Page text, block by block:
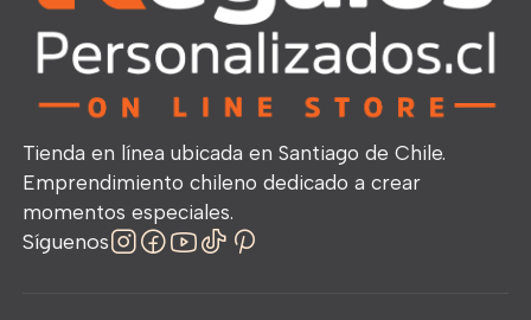
Tienda en línea ubicada en Santiago de Chile.
Emprendimiento chileno dedicado a crear
momentos especiales.
Síguenos